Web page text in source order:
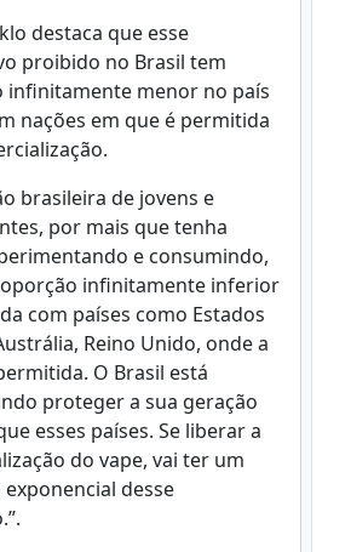
destaca que esse
proibido no Brasil tem
infinitamente menor no país
nações em que é permitida
brasileira de jovens e
por mais que tenha
e consumindo,
infinitamente inferior
com países como Estados
Reino Unido, onde a
O Brasil está
proteger a sua geração
esses países. Se liberar a
do vape, vai ter um
desse